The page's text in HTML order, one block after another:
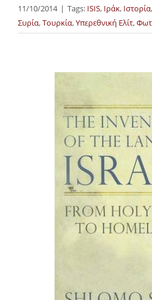
11/10/2014 | Tags: ISIS, Ιράκ, Ιστορία,
Συρία,Τουρκία,Υπερεθνική Ελίτ,